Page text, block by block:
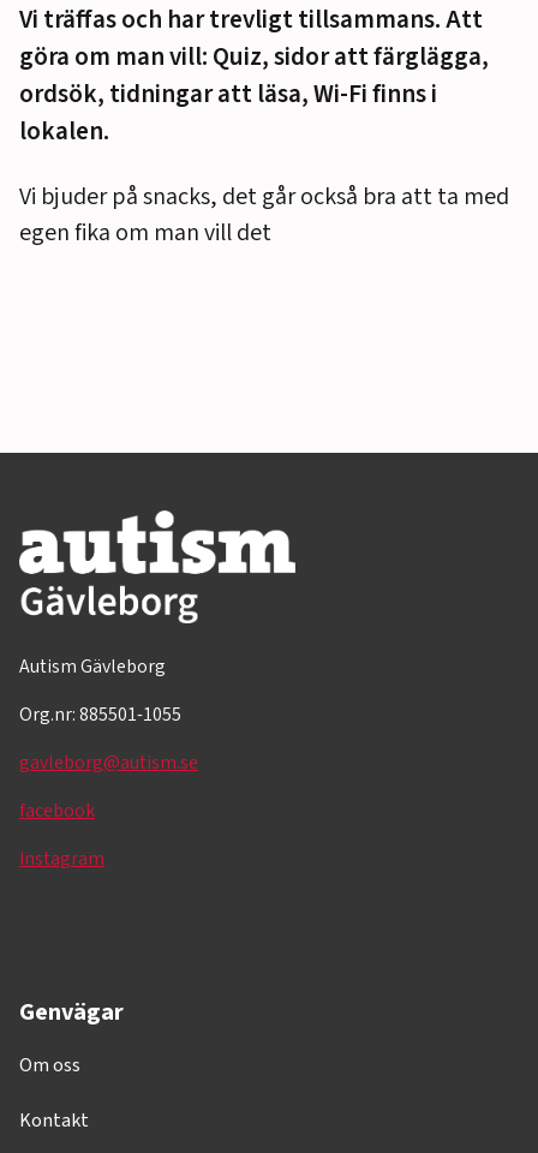
Vi träffas och har trevligt tillsammans. Att
göra om man vill: Quiz, sidor att färglägga,
ordsök, tidningar att läsa, Wi-Fi finns i
lokalen.
Vi bjuder på snacks, det går också bra att ta med
egen fika om man vill det
Autism Gävleborg
Org.nr: 885501-1055
gavleborg@autism.se
facebook
Instagram
Genvägar
Om oss
Kontakt